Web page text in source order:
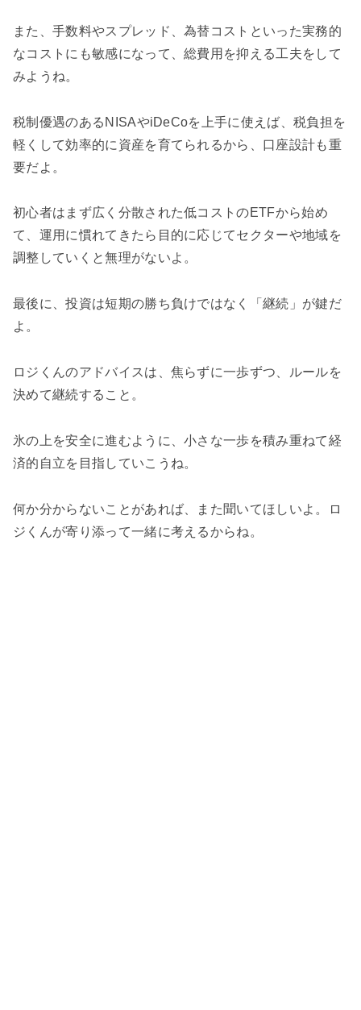
また、手数料やスプレッド、為替コストといった実務的
なコストにも敏感になって、総費用を抑える工夫をして
みようね。
税制優遇のあるNISAやiDeCoを上手に使えば、税負担を
軽くして効率的に資産を育てられるから、口座設計も重
要だよ。
初心者はまず広く分散された低コストのETFから始め
て、運用に慣れてきたら目的に応じてセクターや地域を
調整していくと無理がないよ。
最後に、投資は短期の勝ち負けではなく「継続」が鍵だ
よ。
ロジくんのアドバイスは、焦らずに一歩ずつ、ルールを
決めて継続すること。
氷の上を安全に進むように、小さな一歩を積み重ねて経
済的自立を目指していこうね。
何か分からないことがあれば、また聞いてほしいよ。ロ
ジくんが寄り添って一緒に考えるからね。